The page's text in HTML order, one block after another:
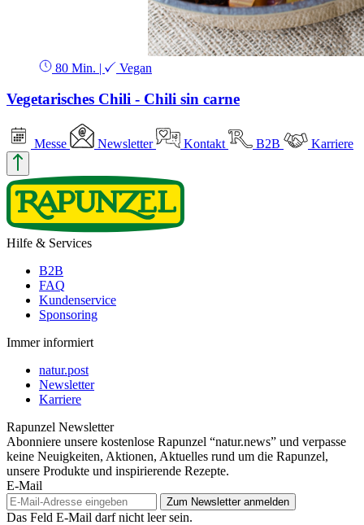
80 Min. | Vegan
Vegetarisches Chili - Chili sin carne
Messe Newsletter Kontakt B2B Karriere
Hilfe & Services
B2B
FAQ
Kundenservice
Sponsoring
Immer informiert
natur.post
Newsletter
Karriere
Rapunzel Newsletter
Abonniere unsere kostenlose Rapunzel “natur.news” und verpasse
keine Neuigkeiten, Aktionen, Aktuelles rund um die Rapunzel,
unsere Produkte und inspirierende Rezepte.
E-Mail
Das Feld E-Mail darf nicht leer sein.